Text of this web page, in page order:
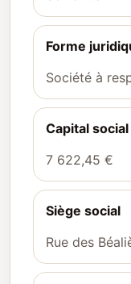
Forme
Société à
Capital social
7 622,45 €
Siège social
Rue des